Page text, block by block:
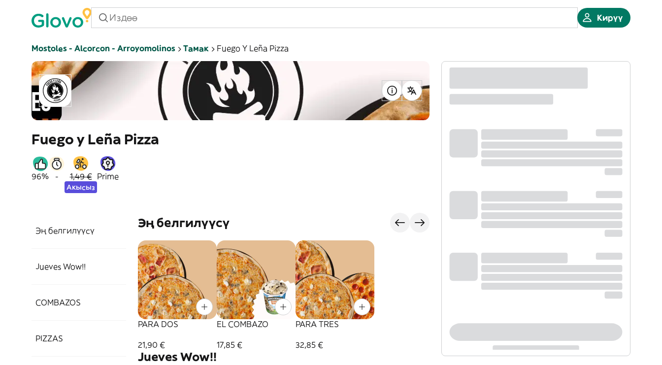
Кирүү
Mostoles - Alcorcon - Arroyomolinos Тамак Fuego Y Leña Pizza
Fuego y Leña Pizza
96% - 1,49 €
Акысыз
Prime
Эң белгилүүсү
Jueves Wow!!
COMBAZOS
PIZZAS
Эң белгилүүсү
PARA DOS
21,90 €
EL COMBAZO
17,85 €
PARA TRES
32,85 €
Jueves Wow!!